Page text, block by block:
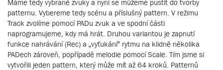
Máme tedy vybrané zvuky a nyní se můžeme pustit do tvorby
patternu. Vybereme tedy scénu a příslušný pattern. V režimu
Track zvolíme pomocí PADu zvuk a ve spodní části
naprogramujeme, kdy má hrát. Druhou variantou je zapnutí
funkce nahrávání (Rec) a „vyťukání“ rytmu na klidně několika
PADech zároveň, popřípadě melodie pomocí Scale. Tím jsme si
vytvořili jeden pattern, který může mít až 64 kroků. Patternů